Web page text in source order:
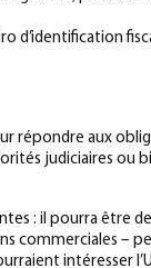
d’identification
aux
judiciaires ou
: il pourra être
commerciales –
intéresser